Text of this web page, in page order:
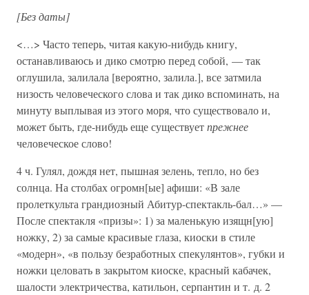
[Без даты]
<…> Часто теперь, читая какую-нибудь книгу,
останавливаюсь и дико смотрю перед собой, — так
оглушила, залилала [вероятно, залила.], все затмила
низость человеческого слова и так дико вспоминать, на
минуту выплывая из этого моря, что существовало и,
может быть, где-нибудь еще существуетпрежнее
человеческое слово!
4 ч. Гулял, дождя нет, пышная зелень, тепло, но без
солнца. На столбах огромн[ые] афиши: «В зале
пролеткульта грандиозный Абитур-спектакль-бал…» —
После спектакля «призы»: 1) за маленькую изящн[ую]
ножку, 2) за самые красивые глаза, киоски в стиле
«модерн», «в пользу безработных спекулянтов», губки и
ножки целовать в закрытом киоске, красный кабачек,
шалости электричества, катильон, серпантин и т. д. 2